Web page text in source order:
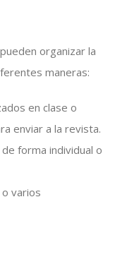
organizar la
maneras:
en clase o
enviar a la revista.
forma individual o
varios